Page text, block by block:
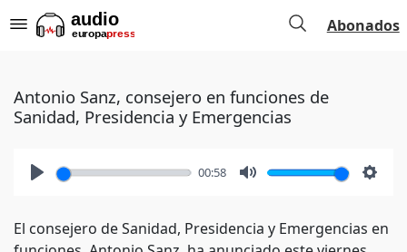
Abonados
Antonio Sanz, consejero en funciones de
Sanidad, Presidencia y Emergencias
00:58
El consejero de Sanidad, Presidencia y Emergencias en